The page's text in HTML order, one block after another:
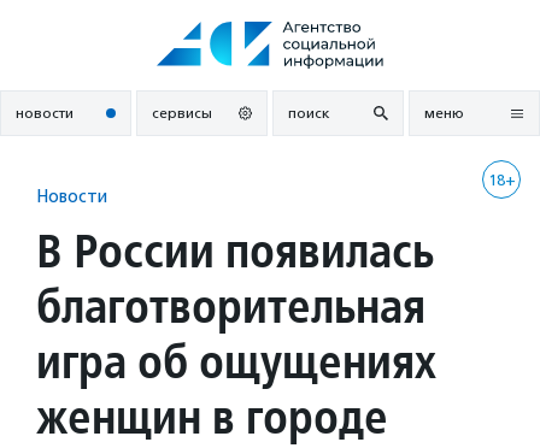
новости сервисы поиск меню
18+
Новости
В России появилась
благотворительная
игра об ощущениях
женщин в городе